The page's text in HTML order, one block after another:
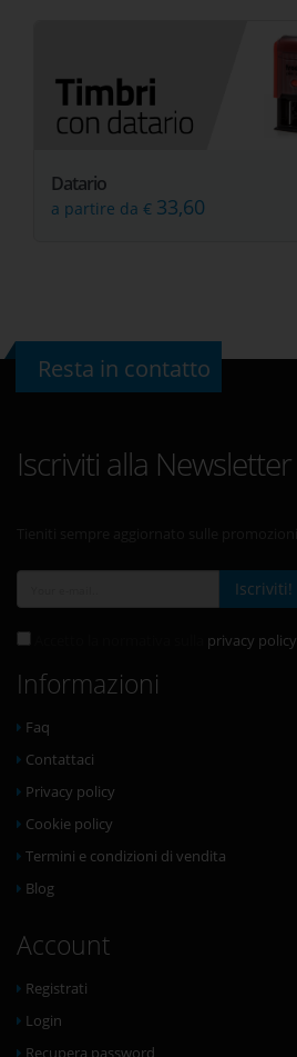
Datario
a partire da € 33,60
Resta in contatto
Iscriviti alla Newsletter
Iscriviti!
privacy policy
Informazioni
Faq
Contattaci
Privacy policy
Cookie policy
Termini e condizioni di vendita
Blog
Account
Registrati
Login
Recupera password